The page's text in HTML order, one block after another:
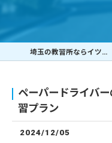
埼玉の教習所ならイツヤドライビングスクール
ペーパードライバ
習プラン
2024/12/05